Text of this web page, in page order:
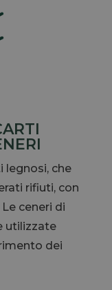
legnosi, che
rifiuti, con
ceneri di
utilizzate
dei